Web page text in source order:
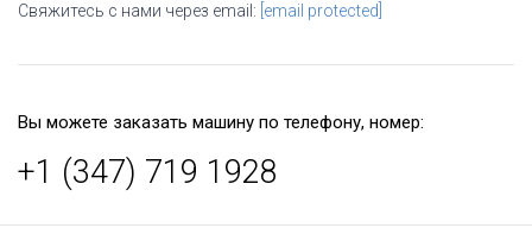
Свяжитесь с нами через email: [email protected]
Вы можете заказать машину по телефону, номер:
+1 (347) 719 1928